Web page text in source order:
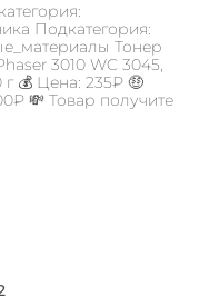
Подкатегория:
Тонер
3010 WC 3045,
💰 Цена: 235₽ 🤑
💸 Товар получите